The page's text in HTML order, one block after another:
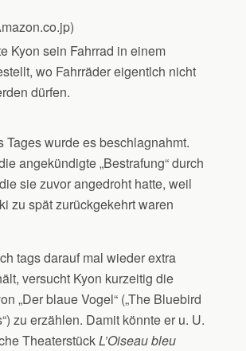
Kyon sein Fahrrad in einem
wo Fahrräder eigentlch nicht
dürfen.
Tages wurde es beschlagnahmt.
angekündigte „Bestrafung“ durch
sie zuvor angedroht hatte, weil
zu spät zurückgekehrt waren
tags darauf mal wieder extra
versucht Kyon kurzeitig die
„Der blaue Vogel“ („The Bluebird
zu erzählen. Damit könnte er u. U.
TheaterstückL’Oiseau bleu